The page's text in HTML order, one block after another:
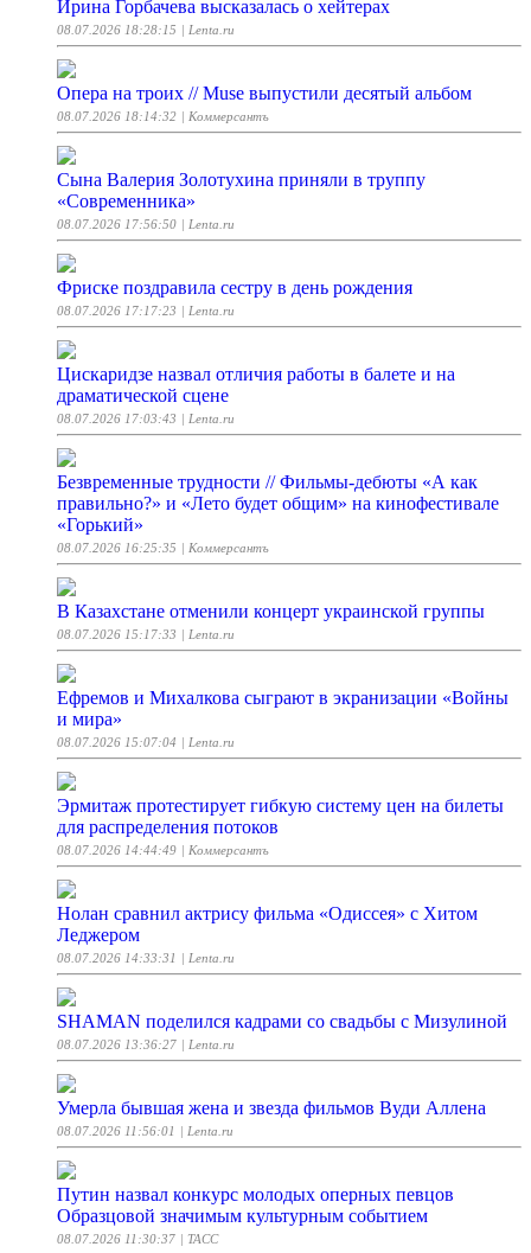
Ирина Горбачева высказалась о хейтерах
08.07.2026 18:28:15 | Lenta.ru
Опера на троих // Muse выпустили десятый альбом
08.07.2026 18:14:32 | Коммерсантъ
Сына Валерия Золотухина приняли в труппу
«Современника»
08.07.2026 17:56:50 | Lenta.ru
Фриске поздравила сестру в день рождения
08.07.2026 17:17:23 | Lenta.ru
Цискаридзе назвал отличия работы в балете и на
драматической сцене
08.07.2026 17:03:43 | Lenta.ru
Безвременные трудности // Фильмы-дебюты «А как
правильно?» и «Лето будет общим» на кинофестивале
«Горький»
08.07.2026 16:25:35 | Коммерсантъ
В Казахстане отменили концерт украинской группы
08.07.2026 15:17:33 | Lenta.ru
Ефремов и Михалкова сыграют в экранизации «Войны
и мира»
08.07.2026 15:07:04 | Lenta.ru
Эрмитаж протестирует гибкую систему цен на билеты
для распределения потоков
08.07.2026 14:44:49 | Коммерсантъ
Нолан сравнил актрису фильма «Одиссея» с Хитом
Леджером
08.07.2026 14:33:31 | Lenta.ru
SHAMAN поделился кадрами со свадьбы с Мизулиной
08.07.2026 13:36:27 | Lenta.ru
Умерла бывшая жена и звезда фильмов Вуди Аллена
08.07.2026 11:56:01 | Lenta.ru
Путин назвал конкурс молодых оперных певцов
Образцовой значимым культурным событием
08.07.2026 11:30:37 | ТАСС